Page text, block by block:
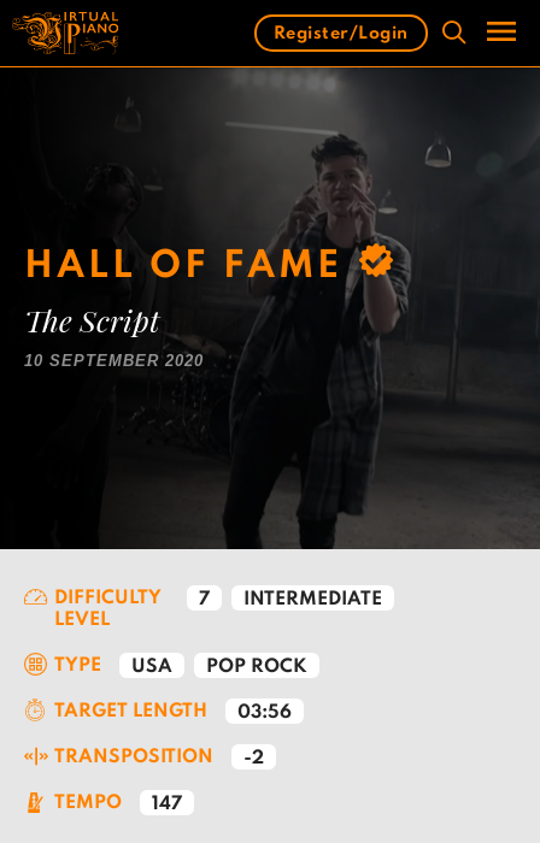
Skip
content
Register/Login
HALL OF FAME
The Script
10 SEPTEMBER 2020
DIFFICULTY
LEVEL
7 INTERMEDIATE
TYPE USA POP ROCK
TARGET LENGTH 03:56
TRANSPOSITION -2
TEMPO 147